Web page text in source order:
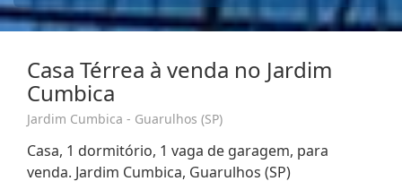
Casa Térrea à venda no Jardim
Cumbica
Jardim Cumbica - Guarulhos (SP)
Casa, 1 dormitório, 1 vaga de garagem, para
venda. Jardim Cumbica, Guarulhos (SP)